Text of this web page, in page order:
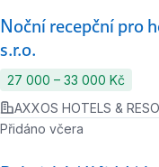
Noční recepční pro
s.r.o.
27 000 ‍–‍ 33 000 Kč
AXXOS HOTELS &
Přidáno včera